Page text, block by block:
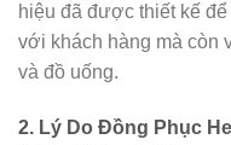
hiệu đã được thiết kế
với khách hàng mà còn
và đồ uống.
2. Lý Do Đồng Phục